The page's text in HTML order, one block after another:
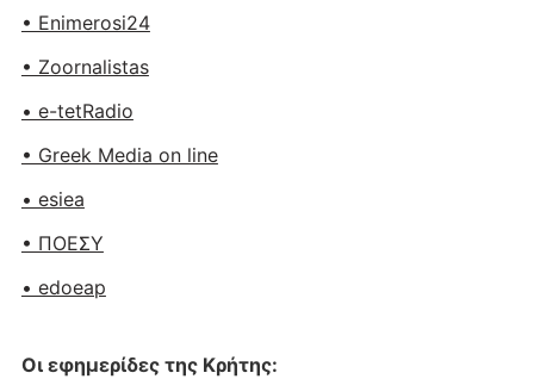
• Enimerosi24
• Zoornalistas
• e-tetRadio
• Greek Media on line
• esiea
• ΠΟΕΣΥ
• edoeap
Οι εφημερίδες της Κρήτης: